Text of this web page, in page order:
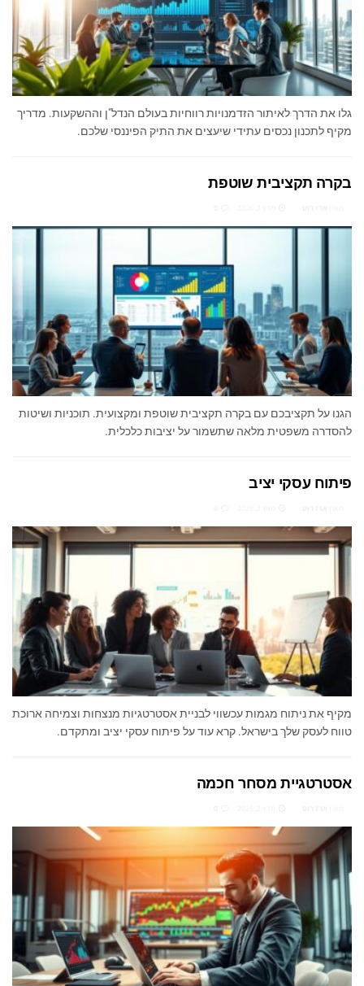
גלו את הדרך לאיתור הזדמנויות רווחיות בעולם הנדל"ן וההשקעות. מדריך
מקיף לתכנון נכסים עתידי שיעצים את התיק הפיננסי שלכם.
בקרה תקציבית שוטפת
הגנו על תקציבכם עם בקרה תקציבית שוטפת ומקצועית. תוכניות ושיטות
להסדרה משפטית מלאה שתשמור על יציבות כלכלית.
פיתוח עסקי יציב
מקיף את ניתוח מגמות עכשווי לבניית אסטרטגיות מנצחות וצמיחה ארוכת
טווח לעסק שלך בישראל. קרא עוד על פיתוח עסקי יציב ומתקדם.
אסטרטגיית מסחר חכמה